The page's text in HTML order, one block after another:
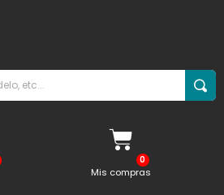
Mis compras